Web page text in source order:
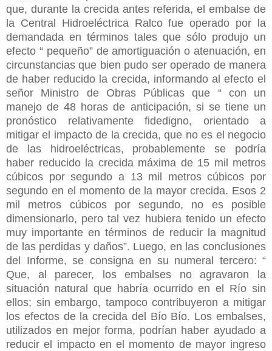
que, durante la crecida antes referida, el embalse de
la Central Hidroeléctrica Ralco fue operado por la
demandada en términos tales que sólo produjo un
efecto “ pequeño” de amortiguación o atenuación, en
circunstancias que bien pudo ser operado de manera
de haber reducido la crecida, informando al efecto el
señor Ministro de Obras Públicas que “ con un
manejo de 48 horas de anticipación, si se tiene un
pronóstico relativamente fidedigno, orientado a
mitigar el impacto de la crecida, que no es el negocio
de las hidroeléctricas, probablemente se podría
haber reducido la crecida máxima de 15 mil metros
cúbicos por segundo a 13 mil metros cúbicos por
segundo en el momento de la mayor crecida. Esos 2
mil metros cúbicos por segundo, no es posible
dimensionarlo, pero tal vez hubiera tenido un efecto
muy importante en términos de reducir la magnitud
de las perdidas y daños”. Luego, en las conclusiones
del Informe, se consigna en su numeral tercero: “
Que, al parecer, los embalses no agravaron la
situación natural que habría ocurrido en el Río sin
ellos; sin embargo, tampoco contribuyeron a mitigar
los efectos de la crecida del Bío Bío. Los embalses,
utilizados en mejor forma, podrían haber ayudado a
reducir el impacto en el momento de mayor ingreso